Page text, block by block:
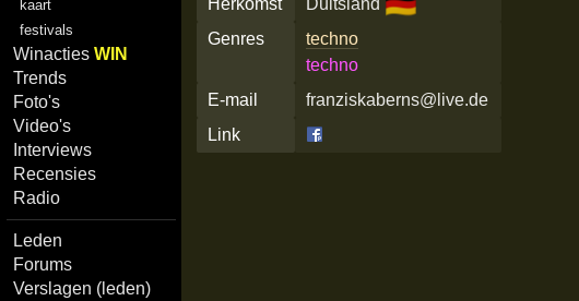
kaart
festivals
WinactiesWIN
Trends
Foto's
Video's
Interviews
Recensies
Radio
Leden
Forums
Verslagen (leden)
Herkomst
Duitsland
Genres
techno
techno
E-mail
franziskaberns@live.de
Link